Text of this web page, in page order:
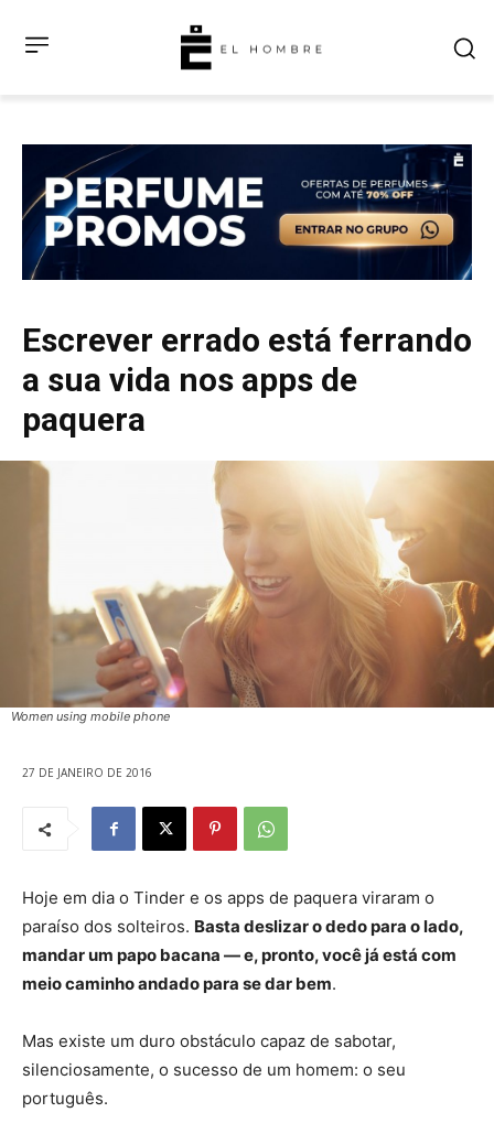
Escrever errado está ferrando
a sua vida nos apps de
paquera
Women using mobile phone
27 DE JANEIRO DE 2016
Hoje em dia o Tinder e os apps de paquera viraram o
paraíso dos solteiros. Basta deslizar o dedo para o lado,
mandar um papo bacana — e, pronto, você já está com
meio caminho andado para se dar bem.
Mas existe um duro obstáculo capaz de sabotar,
silenciosamente, o sucesso de um homem: o seu
português.